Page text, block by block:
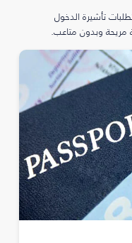
تأشيرة الدخول
مريحة وبدون متاعب.